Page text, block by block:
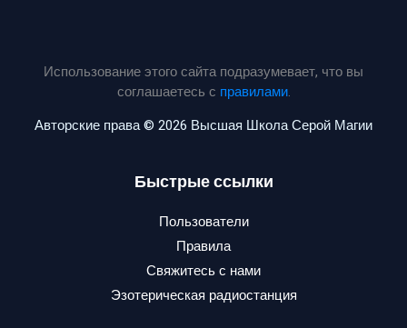
Использование этого сайта подразумевает, что вы
соглашаетесь с правилами.
Авторские права © 2026 Высшая Школа Серой Магии
Быстрые ссылки
Пользователи
Правила
Свяжитесь с нами
Эзотерическая радиостанция